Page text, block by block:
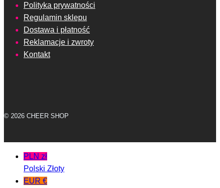
Polityka prywatności
Regulamin sklepu
Dostawa i płatność
Reklamacje i zwroty
Kontakt
© 2026 CHEER SHOP
PLN zł
Polski Złoty
EUR €